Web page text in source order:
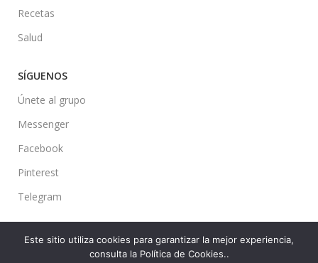
Recetas
Salud
SÍGUENOS
Únete al grupo
Messenger
Facebook
Pinterest
Telegram
Este sitio utiliza cookies para garantizar la mejor experiencia,
consulta la Política de Cookies..